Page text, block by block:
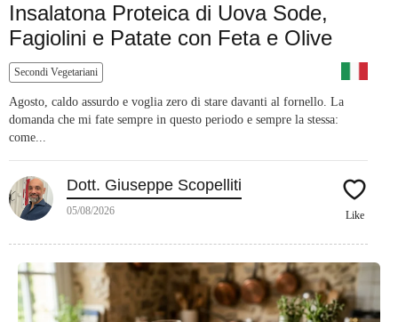
Insalatona Proteica di Uova Sode,
Fagiolini e Patate con Feta e Olive
Secondi Vegetariani
Agosto, caldo assurdo e voglia zero di stare davanti al fornello. La
domanda che mi fate sempre in questo periodo e sempre la stessa:
come...
Dott. Giuseppe Scopelliti
05/08/2026 Like